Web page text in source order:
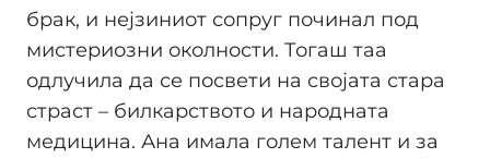
брак, и нејзиниот сопруг починал под
мистериозни околности. Тогаш таа
одлучила да се посвети на својата стара
страст – билкарството и народната
медицина. Ана имала голем талент и за